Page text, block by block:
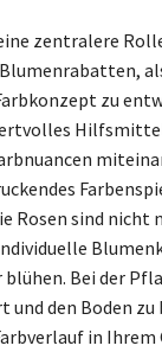
zentralere
zu
Rosen sind
blühen. Bei der
und den Boden
in Ihrem